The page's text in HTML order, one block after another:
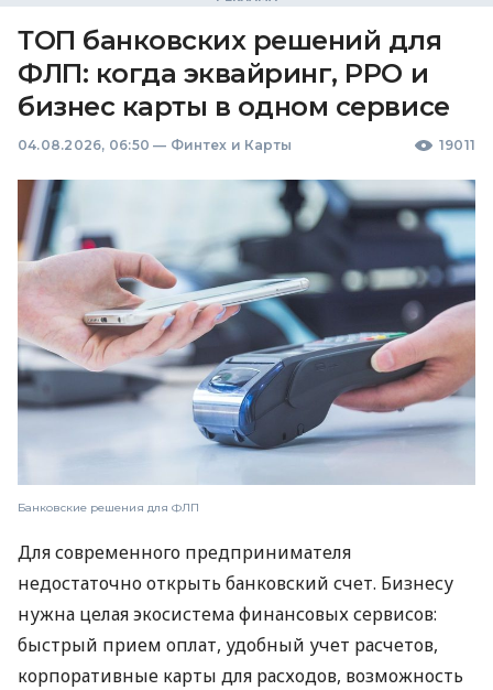
ТОП банковских решений для
ФЛП: когда эквайринг, РРО и
бизнес карты в одном сервисе
04.08.2026, 06:50 — Финтех и Карты 19011
Банковские решения для ФЛП
Для современного предпринимателя
недостаточно открыть банковский счет. Бизнесу
нужна целая экосистема финансовых сервисов:
быстрый прием оплат, удобный учет расчетов,
корпоративные карты для расходов, возможность